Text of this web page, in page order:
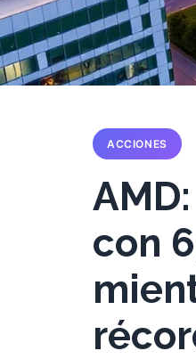
ACCIONES
con